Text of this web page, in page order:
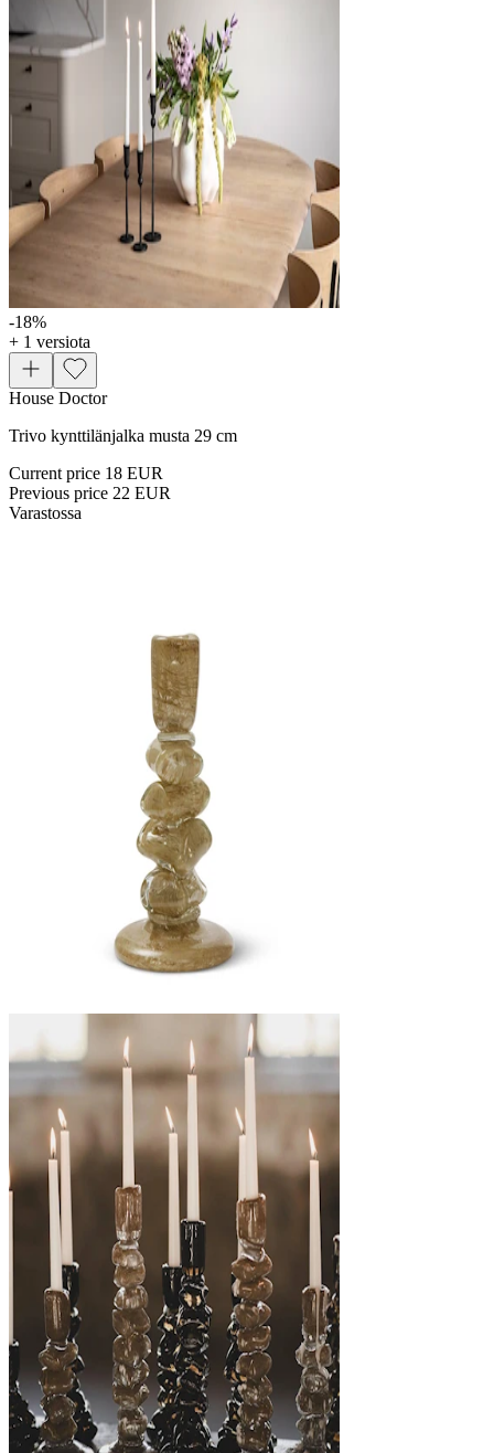
-18%
+ 1 versiota
House Doctor
Trivo kynttilänjalka musta 29 cm
Current price 18 EUR
Previous price 22 EUR
Varastossa